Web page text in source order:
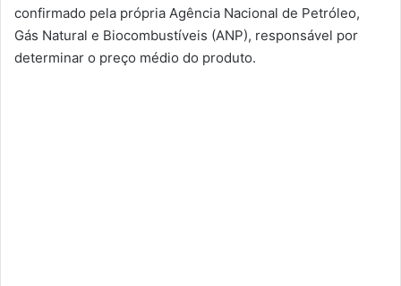
confirmado pela própria Agência Nacional de Petróleo,
Gás Natural e Biocombustíveis (ANP), responsável por
determinar o preço médio do produto.